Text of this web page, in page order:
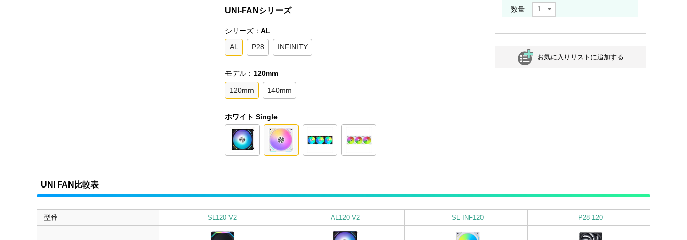
UNI-FANシリーズ
シリーズ： AL
AL P28 INFINITY
モデル： 120mm
120mm 140mm
ホワイト Single
数量
お気に入りリストに追加する
UNI FAN比較表
型番 SL120 V2 AL120 V2 SL-INF120 P28-120